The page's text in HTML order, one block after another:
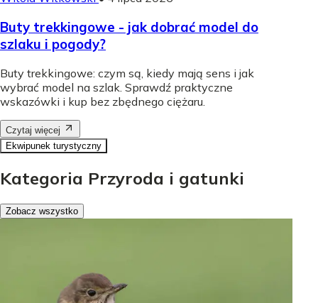
Buty trekkingowe - jak dobrać model do
szlaku i pogody?
Buty trekkingowe: czym są, kiedy mają sens i jak
wybrać model na szlak. Sprawdź praktyczne
wskazówki i kup bez zbędnego ciężaru.
Czytaj więcej
Ekwipunek turystyczny
Kategoria Przyroda i gatunki
Zobacz wszystko